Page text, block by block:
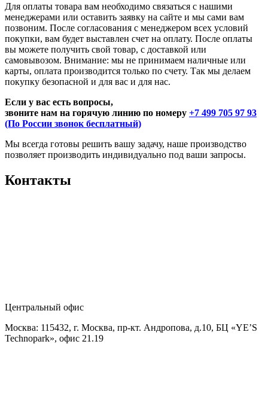
Для оплаты товара вам необходимо связаться с нашими
менеджерами или оставить заявку на сайте и мы сами вам
позвоним. После согласования с менеджером всех условий
покупки, вам будет выставлен счет на оплату. После оплаты
вы можете получить свой товар, с доставкой или
самовывозом. Внимание: мы не принимаем наличные или
карты, оплата производится только по счету. Так мы делаем
покупку безопасной и для вас и для нас.
Если у вас есть вопросы,
звоните нам на горячую линию по номеру +7 499 705 97 93
(По России звонок бесплатный)
Мы всегда готовы решить вашу задачу, наше производство
позволяет производить индивидуально под ваши запросы.
Контакты
Центральный офис
Москва: 115432, г. Москва, пр-кт. Андропова, д.10, БЦ «YE’S
Technopark», офис 21.19